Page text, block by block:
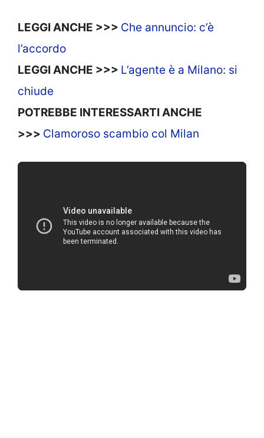
LEGGI ANCHE >>> Che annuncio: c’è
l’accordo
LEGGI ANCHE >>> L’agente è a Milano: si
chiude
POTREBBE INTERESSARTI ANCHE
>>> Clamoroso scambio col Milan